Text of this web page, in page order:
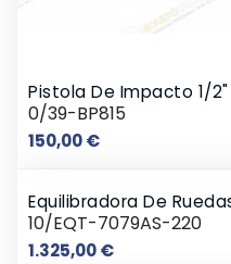
Pistola De Impacto 1/2"
0/39-BP815
150,00 €Precio
Equilibradora De
10/EQT-7079AS-220
1.325,00 €Precio